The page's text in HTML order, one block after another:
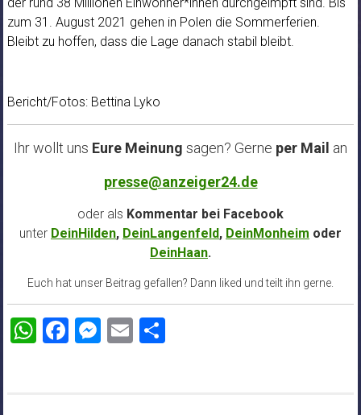
zum 31. August 2021 gehen in Polen die Sommerferien.
Bleibt zu hoffen, dass die Lage danach stabil bleibt.
Bericht/Fotos: Bettina Lyko
Ihr wollt uns Eure Meinung sagen? Gerne per Mail an
presse@anzeiger24.de
oder als Kommentar bei Facebook
unter DeinHilden, DeinLangenfeld, DeinMonheim oder
DeinHaan.
Euch hat unser Beitrag gefallen? Dann liked und teilt ihn gerne.
WhatsApp
Facebook
Messenger
EmailTeilen